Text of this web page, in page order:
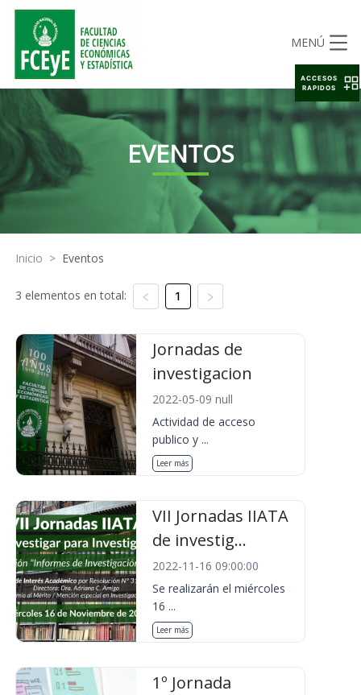
MENÚ
EVENTOS
Inicio > Eventos
3 elementos en total: 1
Jornadas de
investigacion
2022-05-09 null
Actividad de acceso
publico y ...
Leer más
VII Jornadas IIATA
de investig...
2022-11-16 09:00:00
Se realizarán el miércoles
16 ...
Leer más
1º Jornada
ACCESOS
RAPIDOS